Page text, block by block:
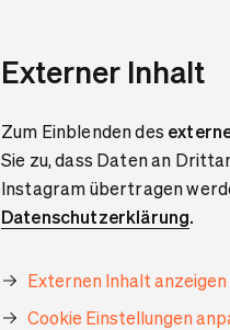
Externer Inhalt
Zum Einblenden des
Sie zu, dass Daten an
Instagram übertragen
Datenschutzerklärung.
Externen Inhalt anzeigen
Cookie Einstellungen